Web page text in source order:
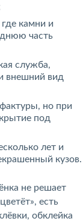
камни и
часть
служба,
внешний вид
но при
под
лет и
кузов.
не решает
есть
обклейка